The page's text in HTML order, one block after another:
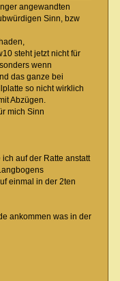
angewandten
Sinn, bzw
steht jetzt nicht für
wenn
das ganze bei
so nicht wirklich
Abzügen.
mich Sinn
auf der Ratte anstatt
einmal in der 2ten
ankommen was in der